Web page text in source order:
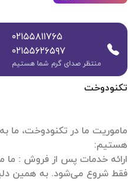
تکنودوخت
ماموریت ما در تکنودوخت، ما
ارائه خدمات پس از فروش : ما
فقط شروع می‌شود. به همین
۰۲۱۵۵۸۱۱۷۶۵
۰۲۱۵۵۶۲۶۵۹۷
منتظر صدای گرم شما هستیم